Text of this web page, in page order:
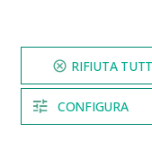
Contacto
+34 96 206 62 98
Lun-Ven 11:00 - 18:00
CONFIGURA
04:52